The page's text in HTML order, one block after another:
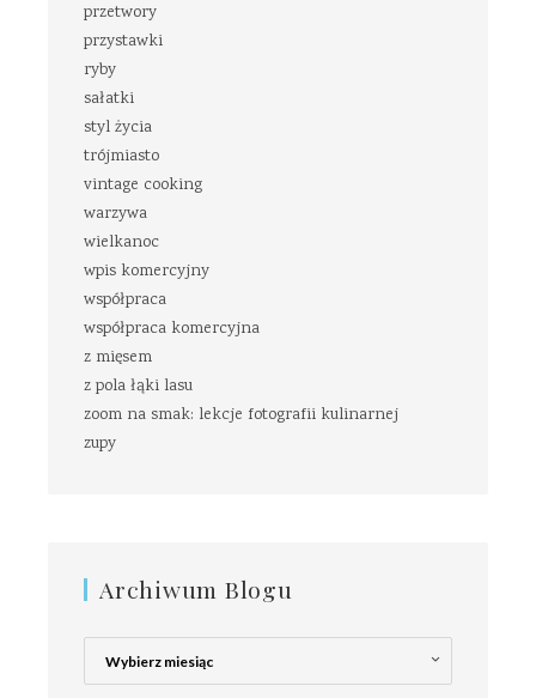
przetwory
przystawki
ryby
sałatki
styl życia
trójmiasto
vintage cooking
warzywa
wielkanoc
wpis komercyjny
współpraca
współpraca komercyjna
z mięsem
z pola łąki lasu
zoom na smak: lekcje fotografii kulinarnej
zupy
Archiwum Blogu
Archiwum
Blogu